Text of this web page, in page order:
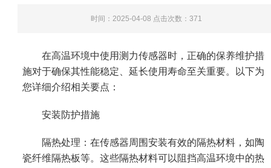
时间：2025-04-08 点击次数：371
在高温环境中使用测力传感器时，正确的保养维护措
施对于确保其性能稳定、延长使用寿命至关重要。以下为
您详细介绍相关要点：
安装防护措施
隔热处理：在传感器周围安装有效的隔热材料，如陶
瓷纤维隔热板等。这些隔热材料可以阻挡高温环境中的热